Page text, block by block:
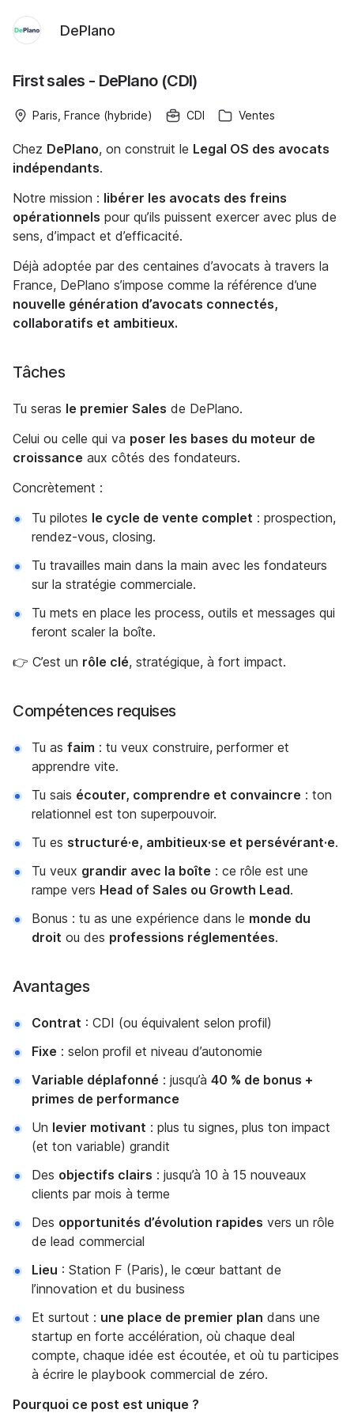
DePlano
First sales - DePlano (CDI)
Paris, France (hybride) CDI Ventes
Chez DePlano, on construit le Legal OS des avocats
indépendants.
Notre mission : libérer les avocats des freins
opérationnels pour qu’ils puissent exercer avec plus de
sens, d’impact et d’efficacité.
Déjà adoptée par des centaines d’avocats à travers la
France, DePlano s’impose comme la référence d’une
nouvelle génération d’avocats connectés,
collaboratifs et ambitieux.
Tâches
Tu seras le premier Sales de DePlano.
Celui ou celle qui va poser les bases du moteur de
croissance aux côtés des fondateurs.
Concrètement :
Tu pilotes le cycle de vente complet : prospection,
rendez-vous, closing.
Tu travailles main dans la main avec les fondateurs
sur la stratégie commerciale.
Tu mets en place les process, outils et messages qui
feront scaler la boîte.
👉 C’est un rôle clé, stratégique, à fort impact.
Compétences requises
Tu as faim : tu veux construire, performer et
apprendre vite.
Tu sais écouter, comprendre et convaincre : ton
relationnel est ton superpouvoir.
Tu es structuré·e, ambitieux·se et persévérant·e.
Tu veux grandir avec la boîte : ce rôle est une
rampe vers Head of Sales ou Growth Lead.
Bonus : tu as une expérience dans le monde du
droit ou des professions réglementées.
Avantages
Contrat : CDI (ou équivalent selon profil)
Fixe : selon profil et niveau d’autonomie
Variable déplafonné : jusqu’à 40 % de bonus +
primes de performance
Un levier motivant : plus tu signes, plus ton impact
(et ton variable) grandit
Des objectifs clairs : jusqu’à 10 à 15 nouveaux
clients par mois à terme
Des opportunités d’évolution rapides vers un rôle
de lead commercial
Lieu : Station F (Paris), le cœur battant de
l’innovation et du business
Et surtout : une place de premier plan dans une
startup en forte accélération, où chaque deal
compte, chaque idée est écoutée, et où tu participes
à écrire le playbook commercial de zéro.
Pourquoi ce post est unique ?